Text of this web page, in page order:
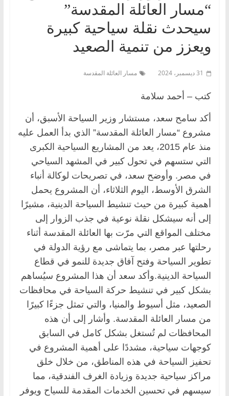
“مسار العائلة المقدسة”
سيحدث نقلة سياحية كبيرة
ويعزز من تنمية الصعيد
31 ديسمبر، 2024 مسار العائلة المقدسة
كتب – أحمد سلامة
أكد سامح سعد، مستشار وزير السياحة الأسبق، أن
مشروع “مسار العائلة المقدسة” الذي بدأ العمل عليه
منذ عام 2015، يعد من المشاريع السياحية الكبرى
التي ستسهم في تحول كبير في المشهد السياحي
في مصر. وأوضح سعد، في تصريحات لوكالة أنباء
الشرق الأوسط، اليوم الثلاثاء، أن المشروع يحمل
أهمية كبيرة من حيث تنشيط السياحة الدينية، مشيرًا
إلى أنه سيشكل نقلة نوعية في جذب الزوار إلى
مختلف المواقع التي مرّت بها العائلة المقدسة أثناء
رحلتها عبر مصر، بما يتماشى مع رؤية الدولة في
تطوير السياحة وفتح آفاق جديدة للنمو في قطاع
السياحة الدينية.وأكد سعد أن هذا المشروع سيُساهم
بشكل كبير في تنشيط حركة السياحة في محافظات
الصعيد، مثل أسيوط والمنيا، والتي تمثل جزءًا كبيرًا
من مسار العائلة المقدسة. وأشار إلى أن هذه
المحافظات لم تُستغل بشكل كامل في السابق
كوجهات سياحية، مشددًا على أهمية المشروع في
تحفيز السياحة في هذه المناطق، من خلال خلق
مراكز سياحية جديدة وزيادة الغرف الفندقية، مما
سيسهم في تحسين الخدمات المقدمة للسياح ويوفر